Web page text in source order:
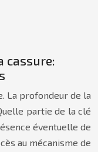
cassure:
La profondeur de la
partie de la clé
éventuelle de
au mécanisme de